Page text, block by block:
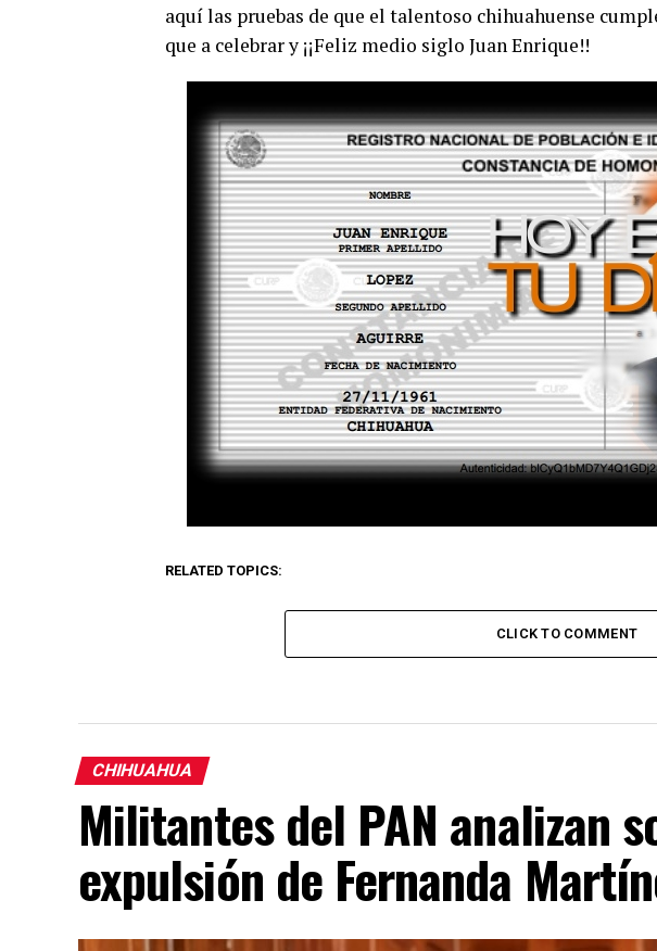
aquí las pruebas de que el talentoso chihuahuense
que a celebrar y ¡¡Feliz medio siglo Juan Enrique!!
RELATED TOPICS:
CLICK TO COMMENT
CHIHUAHUA
Militantes del PAN analizan
expulsión de Fernanda